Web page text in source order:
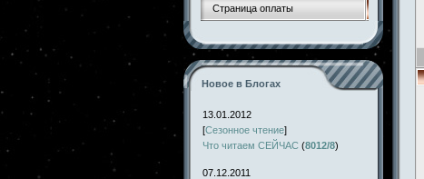
Страница оплаты
Новое в Блогах
13.01.2012
[Сезонное чтение]
Что читаем СЕЙЧАС (8012/8)
07.12.2011